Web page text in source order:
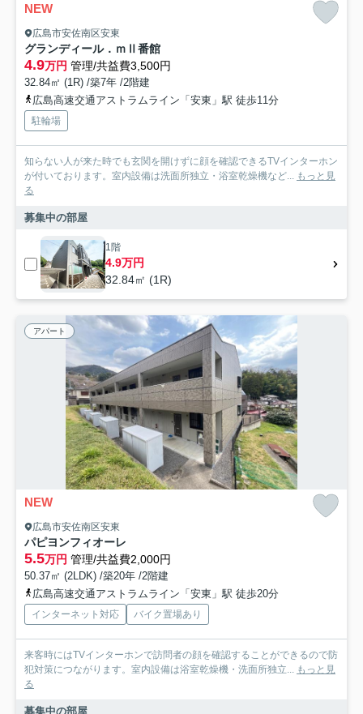
NEW
広島市安佐南区安東
グランディール．ｍⅡ番館
4.9万円 管理/共益費3,500円
32.84㎡ (1R) /築7年 /2階建
広島高速交通アストラムライン「安東」駅 徒歩11分
駐輪場
知らない人が来た時でも玄関を開けずに顔を確認できるTVインターホン
が付いております。室内設備は洗面所独立・浴室乾燥機など... もっと見
る
募集中の部屋
1階
4.9万円
32.84㎡ (1R)
アパート
NEW
広島市安佐南区安東
パピヨンフィオーレ
5.5万円 管理/共益費2,000円
50.37㎡ (2LDK) /築20年 /2階建
広島高速交通アストラムライン「安東」駅 徒歩20分
インターネット対応 バイク置場あり
来客時にはTVインターホンで訪問者の顔を確認することができるので防
犯対策につながります。室内設備は浴室乾燥機・洗面所独立... もっと見
る
募集中の部屋